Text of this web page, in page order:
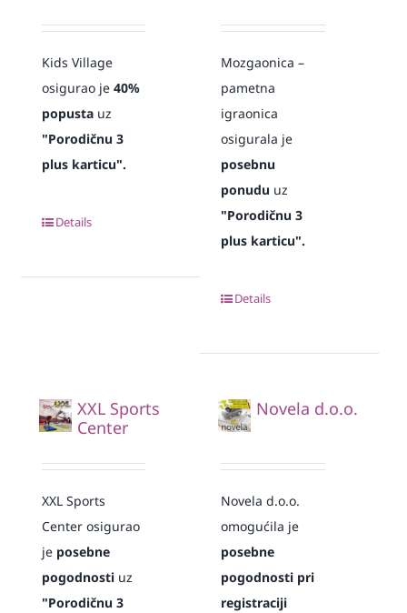
Kids Village
osigurao je40%
popustauz
"Porodičnu 3
plus karticu".
Details
Mozgaonica –
pametna
igraonica
osigurala je
posebnu
ponudu uz
"Porodičnu 3
plus karticu".
Details
XXL Sports
Center
XXL Sports
Center osigurao
je posebne
pogodnostiuz
"Porodičnu 3
Novela d.o.o.
Novela d.o.o.
omogućila je
posebne
pogodnosti pri
registraciji